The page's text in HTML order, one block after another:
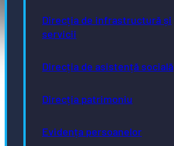
Direcția de infrastructură și
servicii
Direcția de asistență socială
Direcția patrimoniu
Evidența persoanelor